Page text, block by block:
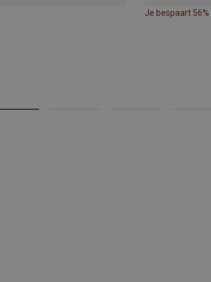
Je bespaart 56%